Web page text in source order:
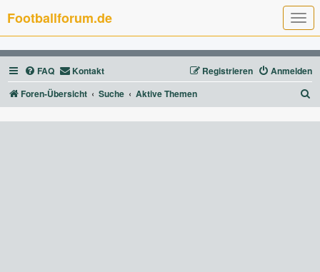
T
o
g
g
l
e
n
a
g
Footballforum.de
FAQ Kontakt Anmelden
Registrieren
Foren-Übersicht
Suche Aktive Themen
u